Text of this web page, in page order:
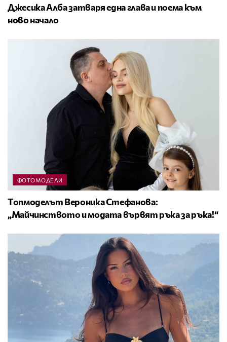
Джесика Алба затваря една глава и поема към
ново начало
ФОТОМОДЕЛИ
Топмоделът Вероника Стефанова:
„Майчинството и модата вървят ръка за ръка!“